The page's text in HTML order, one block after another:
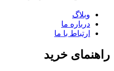
وبلاگ
درباره ما
ارتباط با ما
راهنمای خرید